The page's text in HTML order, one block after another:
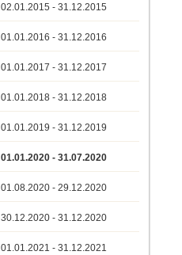
02.01.2015 - 31.12.2015
01.01.2016 - 31.12.2016
01.01.2017 - 31.12.2017
01.01.2018 - 31.12.2018
01.01.2019 - 31.12.2019
01.01.2020 - 31.07.2020
01.08.2020 - 29.12.2020
30.12.2020 - 31.12.2020
01.01.2021 - 31.12.2021